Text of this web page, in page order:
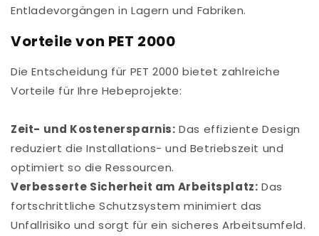
Entladevorgängen in Lagern und Fabriken.
Vorteile von PET 2000
Die Entscheidung für PET 2000 bietet zahlreiche
Vorteile für Ihre Hebeprojekte:
Zeit- und Kostenersparnis: Das effiziente Design
reduziert die Installations- und Betriebszeit und
optimiert so die Ressourcen.
Verbesserte Sicherheit am Arbeitsplatz: Das
fortschrittliche Schutzsystem minimiert das
Unfallrisiko und sorgt für ein sicheres Arbeitsumfeld.